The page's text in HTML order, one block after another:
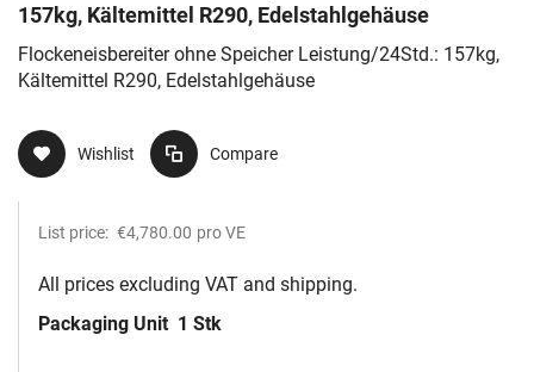
157kg, Kältemittel R290, Edelstahlgehäuse
Flockeneisbereiter ohne Speicher Leistung/24Std.: 157kg,
Kältemittel R290, Edelstahlgehäuse
Wishlist Compare
List price: €4,780.00 pro VE
All prices excluding VAT and shipping.
Packaging Unit 1 Stk